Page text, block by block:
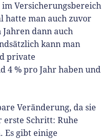
Versicherungsbereich
hatte man auch zuvor
dann auch
kann man
private
4 % pro Jahr haben und
Veränderung, da sie
erste Schritt: Ruhe
Es gibt einige